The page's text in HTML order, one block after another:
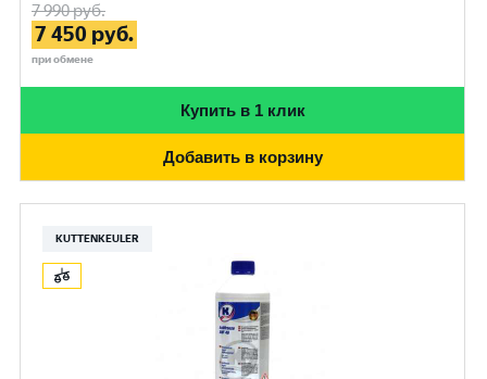
7 990руб.
7 450 руб.
при обмене
Купить в 1 клик
Добавить в корзину
KUTTENKEULER